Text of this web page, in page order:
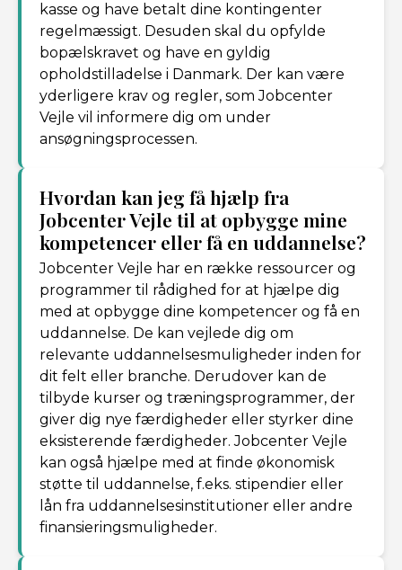
kasse og have betalt dine kontingenter
regelmæssigt. Desuden skal du opfylde
bopælskravet og have en gyldig
opholdstilladelse i Danmark. Der kan være
yderligere krav og regler, som Jobcenter
Vejle vil informere dig om under
ansøgningsprocessen.
Hvordan kan jeg få hjælp fra
Jobcenter Vejle til at opbygge mine
kompetencer eller få en uddannelse?
Jobcenter Vejle har en række ressourcer og
programmer til rådighed for at hjælpe dig
med at opbygge dine kompetencer og få en
uddannelse. De kan vejlede dig om
relevante uddannelsesmuligheder inden for
dit felt eller branche. Derudover kan de
tilbyde kurser og træningsprogrammer, der
giver dig nye færdigheder eller styrker dine
eksisterende færdigheder. Jobcenter Vejle
kan også hjælpe med at finde økonomisk
støtte til uddannelse, f.eks. stipendier eller
lån fra uddannelsesinstitutioner eller andre
finansieringsmuligheder.